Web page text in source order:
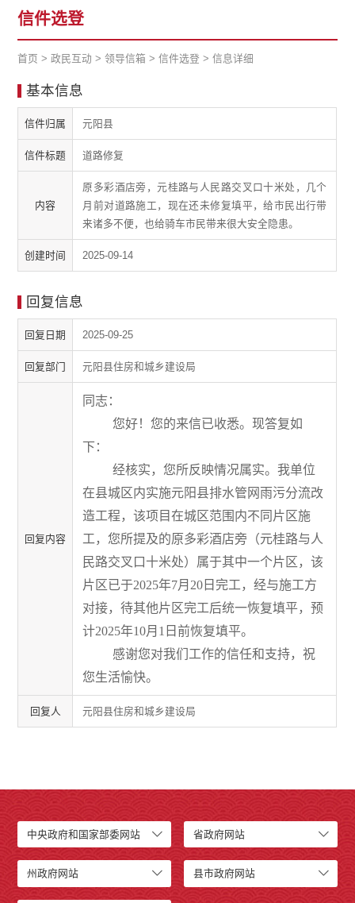
信件选登
首页 >政民互动 >领导信箱 >信件选登 > 信息详细
基本信息
信件归属 元阳县
信件标题 道路修复
内容
原多彩酒店旁，元桂路与人民路交叉口十米处，几个
月前对道路施工，现在还未修复填平，给市民出行带
来诸多不便，也给骑车市民带来很大安全隐患。
创建时间 2025-09-14
回复信息
回复日期 2025-09-25
回复部门 元阳县住房和城乡建设局
回复内容
同志：
您好！您的来信已收悉。现答复如
下：
经核实，您所反映情况属实。我单位
在县城区内实施元阳县排水管网雨污分流改
造工程，该项目在城区范围内不同片区施
工，您所提及的原多彩酒店旁 （元桂路与人
民路交叉口十米处） 属于其中一个片区，该
片区已于2025年7月 20 日完工，经与施工方
对接，待其他片区完工后统一恢复填平，预
计2025年10月 1 日前恢复填平。
感谢您对我们工作的信任和支持，祝
您生活愉快。
回复人 元阳县住房和城乡建设局
中央政府和国家部委网站 省政府网站
州政府网站 县市政府网站